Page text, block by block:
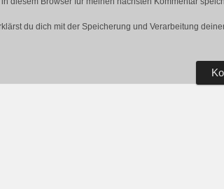
du dich mit der Speicherung und Verarbeitung